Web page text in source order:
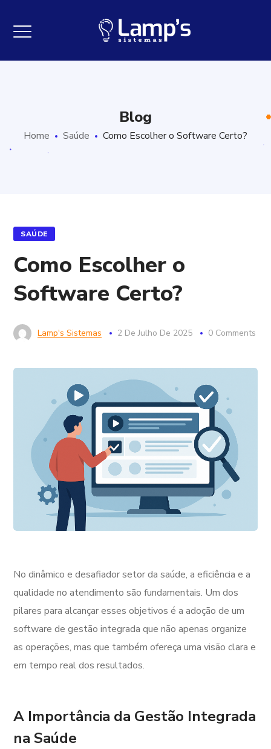
Blog
Home Saúde Como Escolher o Software Certo?
SAÚDE
Como Escolher o
Software Certo?
Lamp's Sistemas 2 De Julho De 2025 0 Comments
No dinâmico e desafiador setor da saúde, a eficiência e a
qualidade no atendimento são fundamentais. Um dos
pilares para alcançar esses objetivos é a adoção de um
software de gestão integrada que não apenas organize
as operações, mas que também ofereça uma visão clara e
em tempo real dos resultados.
A Importância da Gestão Integrada
na Saúde